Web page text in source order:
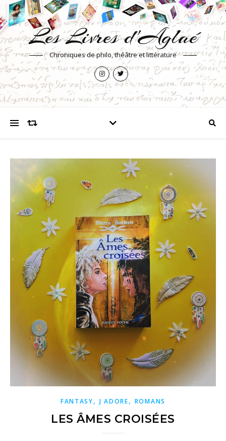
Les Livres d'Aglaé
Chroniques de philo, théâtre et littérature
FANTASY, J ADORE, ROMANS
LES ÂMES CROISÉES